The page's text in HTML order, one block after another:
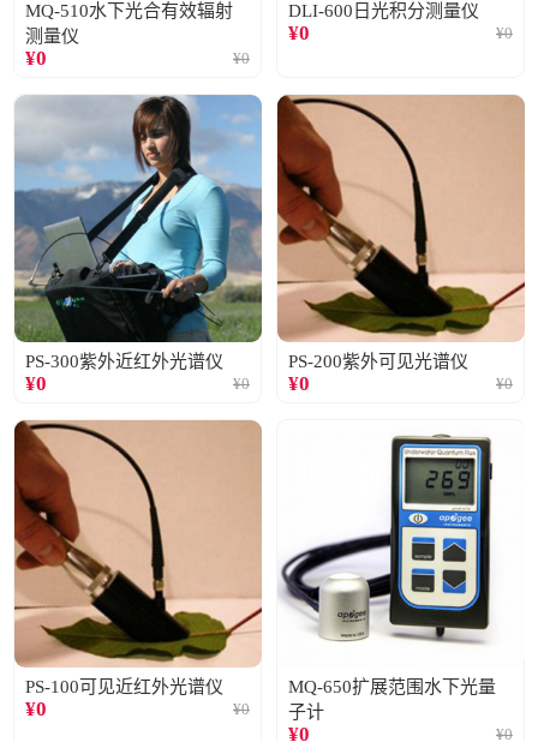
MQ-510水下光合有效辐射
测量仪
¥0 ¥0
DLI-600日光积分测量仪
¥0 ¥0
PS-300紫外近红外光谱仪
¥0 ¥0
PS-200紫外可见光谱仪
¥0 ¥0
PS-100可见近红外光谱仪
¥0 ¥0
MQ-650扩展范围水下光量
子计
¥0 ¥0